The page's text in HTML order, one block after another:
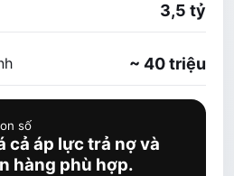
3,5 tỷ
~ 40 triệu
số
cả áp lực trả nợ và
hàng phù hợp.